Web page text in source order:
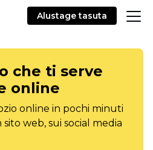
Alustage tasuta
che ti serve
online
online in pochi minuti
web, sui social media